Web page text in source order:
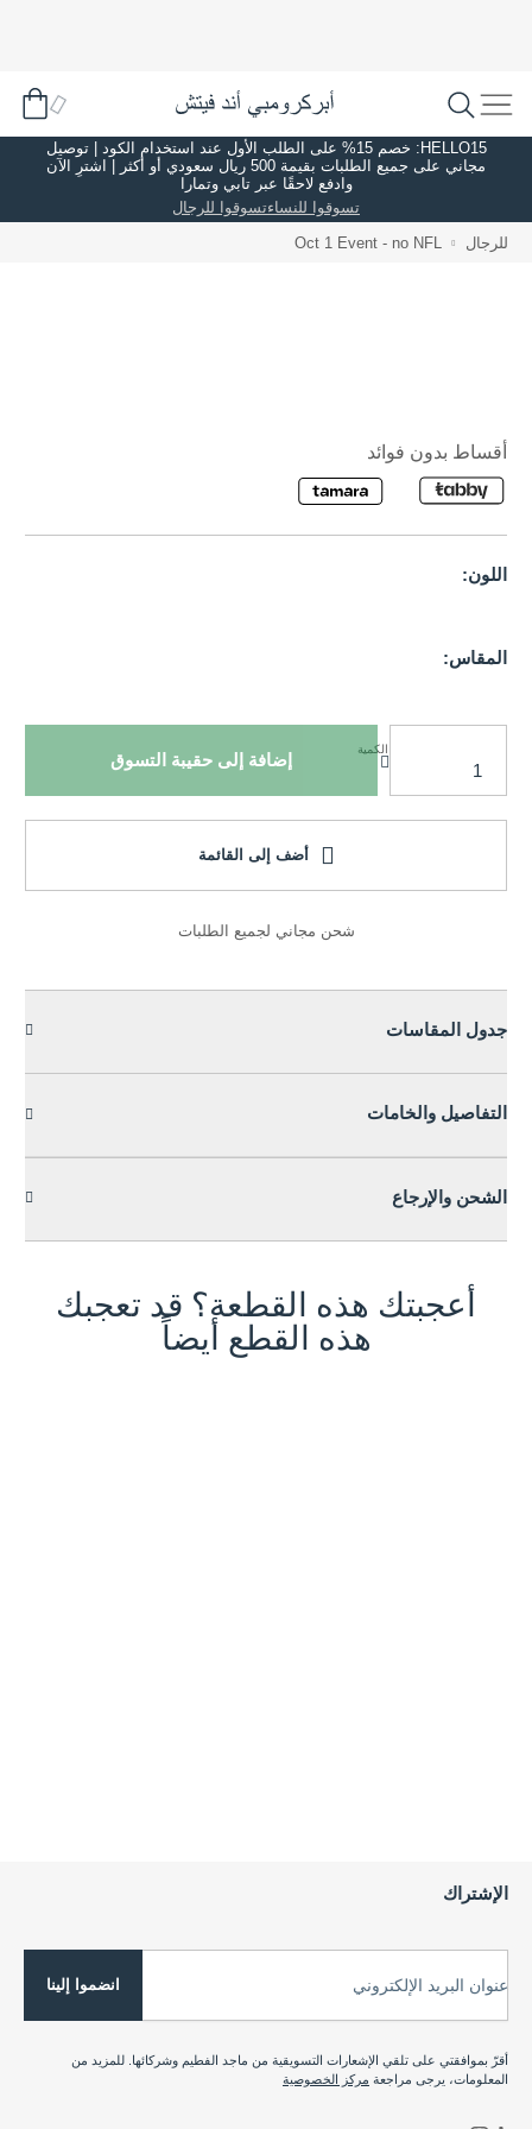
HELLO15: خصم 15% على الطلب الأول عند استخدام الكود | توصيل
مجاني على جميع الطلبات بقيمة 500 ريال سعودي أو أكثر | اشترِ الآن
وادفع لاحقًا عبر تابي وتمارا
تسوقوا للنساءتسوقوا للرجال
للرجال Oct 1 Event - no NFL
أقساط بدون فوائد
اللون:
المقاس:
الكمية
إضافة إلى حقيبة التسوق
أضف إلى القائمة
شحن مجاني لجميع الطلبات
جدول المقاسات
التفاصيل والخامات
الشحن والإرجاع
أعجبتك هذه القطعة؟ قد تعجبك
هذه القطع أيضاً
الإشتراك
عنوان البريد الإلكتروني انضموا إلينا
أقرّ بموافقتي على تلقي الإشعارات التسويقية من ماجد الفطيم وشركائها. للمزيد من
المعلومات، يرجى مراجعة مركز الخصوصية